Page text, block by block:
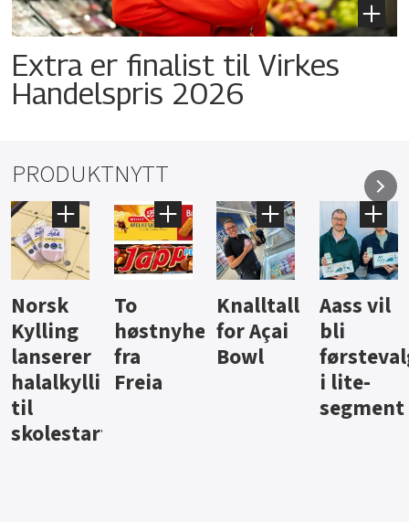
Extra er finalist til Virkes
Handelspris 2026
PRODUKTNYTT
Knalltall
for Açai
Bowl
Aass vil
bli
førstevalg
i lite-
Brus og
jus fra
Berentsen
Hard
iste fra
Hansa